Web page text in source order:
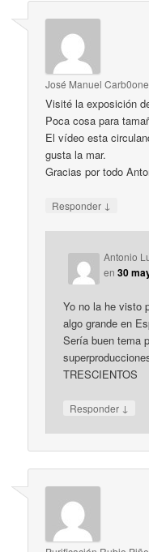
José Manuel
Visité la exposición
Poca cosa para
El vídeo esta
gusta la mar.
Gracias por todo
Responder ↓
Antonio
en30
Yo no la he visto
algo grande en
Sería buen tema
TRESCIENTOS
Responder ↓